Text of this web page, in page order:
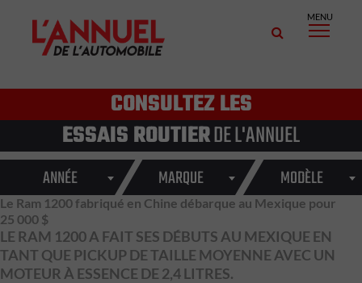
MENU
CONSULTEZ LES
ESSAIS ROUTIERDE L'ANNUEL
ANNÉE MARQUE MODÈLE
Le Ram 1200 fabriqué en Chine débarque au Mexique pour
25 000 $
LE RAM 1200 A FAIT SES DÉBUTS AU MEXIQUE EN
TANT QUE PICKUP DE TAILLE MOYENNE AVEC UN
MOTEUR À ESSENCE DE 2,4 LITRES.